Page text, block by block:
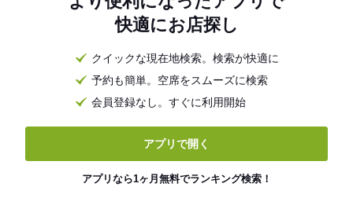
快適にお店探し
クイックな現在地検索。検索が快適に
予約も簡単。空席をスムーズに検索
会員登録なし。すぐに利用開始
アプリで開く
アプリなら1ヶ月無料でランキング検索！